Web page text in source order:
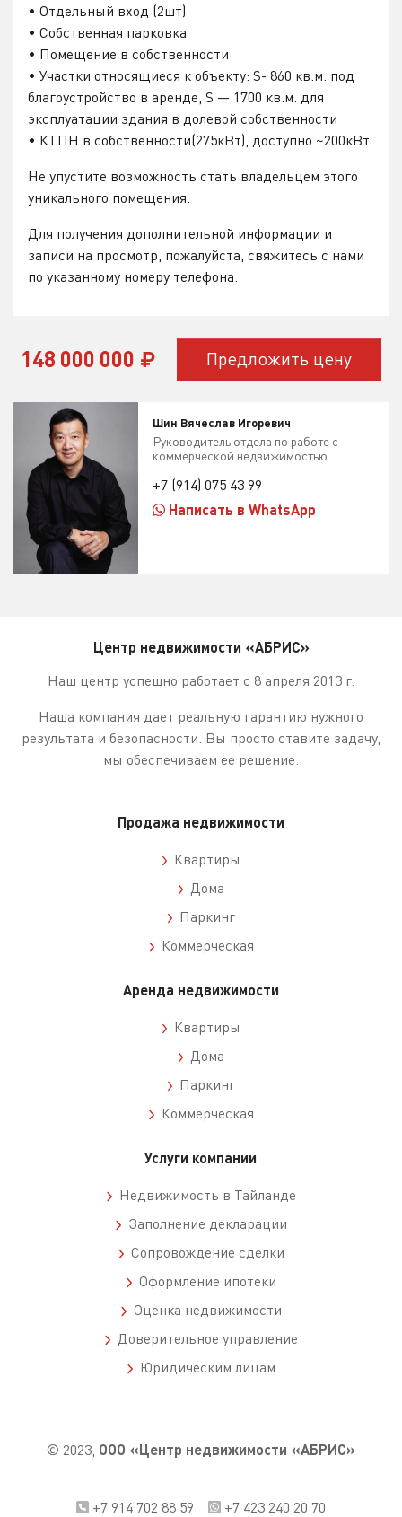
• Отдельный вход (2шт)
• Собственная парковка
• Помещение в собственности
• Участки относящиеся к объекту: S- 860 кв.м. под
благоустройство в аренде, S — 1700 кв.м. для
эксплуатации здания в долевой собственности
• КТПН в собственности(275кВт), доступно ~200кВт
Не упустите возможность стать владельцем этого
уникального помещения.
Для получения дополнительной информации и
записи на просмотр, пожалуйста, свяжитесь с нами
по указанному номеру телефона.
148 000 000 ₽ Предложить цену
Шин Вячеслав Игоревич
Руководитель отдела по работе с
коммерческой недвижимостью
+7 (914) 075 43 99
Написать в WhatsApp
Центр недвижимости «АБРИС»
Наш центр успешно работает с 8 апреля 2013 г.
Наша компания дает реальную гарантию нужного
результата и безопасности. Вы просто ставите задачу,
мы обеспечиваем ее решение.
Продажа недвижимости
Квартиры
Дома
Паркинг
Коммерческая
Аренда недвижимости
Квартиры
Дома
Паркинг
Коммерческая
Услуги компании
Недвижимость в Тайланде
Заполнение декларации
Сопровождение сделки
Оформление ипотеки
Оценка недвижимости
Доверительное управление
Юридическим лицам
© 2023, ООО «Центр недвижимости «АБРИС»
+7 914 702 88 59 +7 423 240 20 70